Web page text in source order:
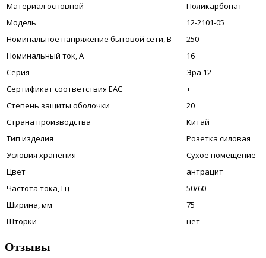
Материал основной
Поликарбонат
Модель
12-2101-05
Номинальное напряжение бытовой сети, В
250
Номинальный ток, А
16
Серия
Эра 12
Сертификат соответствия EAC
+
Степень защиты оболочки
20
Страна производства
Китай
Тип изделия
Розетка силовая
Условия хранения
Сухое помещение
Цвет
антрацит
Частота тока, Гц
50/60
Ширина, мм
75
Шторки
нет
Отзывы